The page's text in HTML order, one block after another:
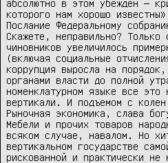
абсолютно в этом убежден —
которого нам хорошо
Послание Федеральному
Скажете, неправильно?
чиновников увеличилось
(включая социальные
коррупция выросла на
органами власти до полной
номенклатурном языке все это
вертикали. И подъемом с
Рыночная экономика, слава
Мебели и прочих товаров
всяком случае, навалом. Но
вертикальном государстве
рискованной и практически не